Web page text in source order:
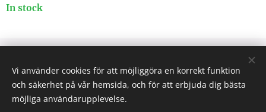
In stock
Väsen af Sverige Cookies
Vi använder cookies för att möjliggöra en korrekt funktion
och säkerhet på vår hemsida, och för att erbjuda dig bästa
möjliga användarupplevelse.